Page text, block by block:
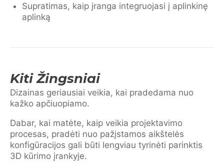
Supratimas, kaip įranga integruojasi į aplinkinę
aplinką
Kiti Žingsniai
Dizainas geriausiai veikia, kai pradedama nuo
kažko apčiuopiamo.
Dabar, kai matėte, kaip veikia projektavimo
procesas, pradėti nuo pažįstamos aikštelės
konfigūracijos gali būti lengviau tyrinėti parinktis
3D kūrimo įrankyje.